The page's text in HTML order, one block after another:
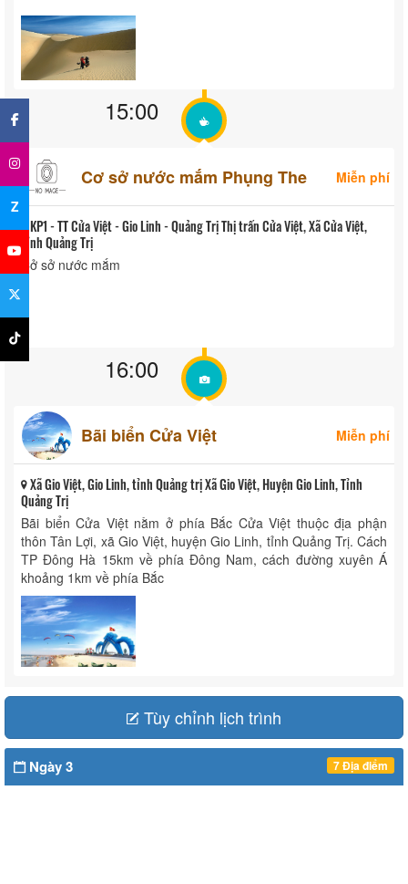
15:00
Cơ sở nước mắm Phụng The Miễn phí
KP1 - TT Cửa Việt - Gio Linh - Quảng Trị Thị trấn Cửa Việt, Xã Cửa Việt,
Tỉnh Quảng Trị
Cở sở nước mắm
16:00
Bãi biển Cửa Việt Miễn phí
Xã Gio Việt, Gio Linh, tỉnh Quảng trị Xã Gio Việt, Huyện Gio Linh, Tỉnh
Quảng Trị
Bãi biển Cửa Việt nằm ở phía Bắc Cửa Việt thuộc địa phận
thôn Tân Lợi, xã Gio Việt, huyện Gio Linh, tỉnh Quảng Trị. Cách
TP Đông Hà 15km về phía Đông Nam, cách đường xuyên Á
khoảng 1km về phía Bắc
Tùy chỉnh lịch trình
Ngày 3 7 Địa điểm
×
Z